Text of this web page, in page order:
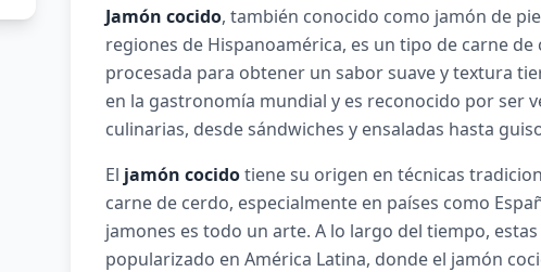
Jamón cocido, también conocido como jamón de
regiones de Hispanoamérica, es un tipo de carne
procesada para obtener un sabor suave y textura
en la gastronomía mundial y es reconocido por ser
culinarias, desde sándwiches y ensaladas hasta
El jamón cocidotiene su origen en técnicas
carne de cerdo, especialmente en países como
jamones es todo un arte. A lo largo del tiempo,
popularizado en América Latina, donde el jamón